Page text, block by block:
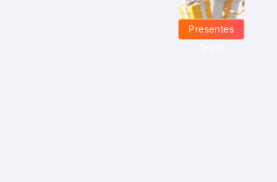
Presentes